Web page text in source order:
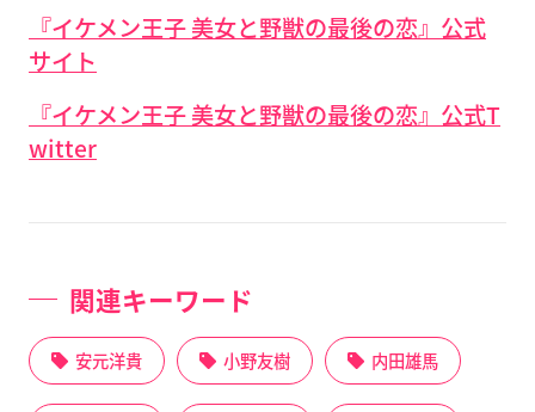
『イケメン王子 美女と野獣の最後の恋』公式
サイト
『イケメン王子 美女と野獣の最後の恋』公式T
witter
関連キーワード
安元洋貴 小野友樹 内田雄馬